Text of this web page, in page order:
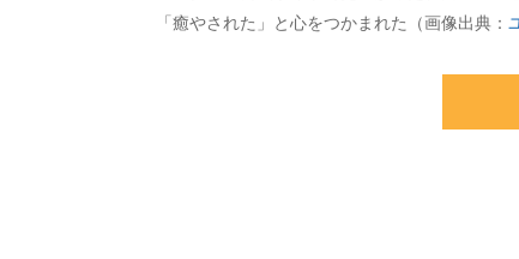
「癒やされた」と心をつかまれた（画像出典：